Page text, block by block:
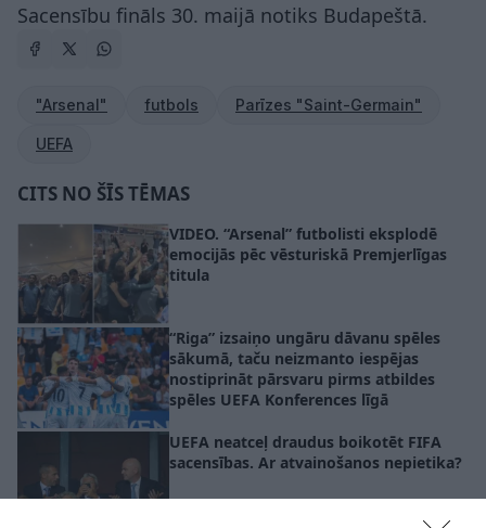
Sacensību fināls 30. maijā notiks Budapeštā.
"Arsenal" futbols Parīzes "Saint-Germain"
UEFA
CITS NO ŠĪS TĒMAS
VIDEO. “Arsenal” futbolisti eksplodē
emocijās pēc vēsturiskā Premjerlīgas
titula
“Riga” izsaiņo ungāru dāvanu spēles
sākumā, taču neizmanto iespējas
nostiprināt pārsvaru pirms atbildes
spēles UEFA Konferences līgā
UEFA neatceļ draudus boikotēt FIFA
sacensības. Ar atvainošanos nepietika?